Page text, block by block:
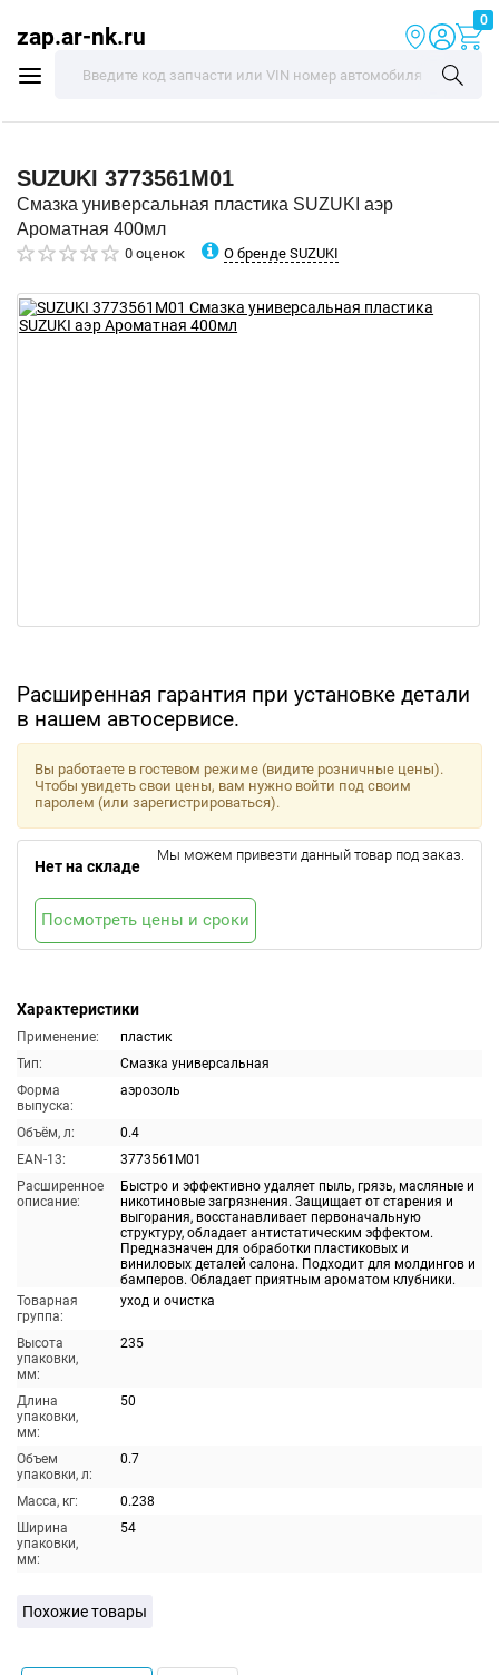
zap.ar-nk.ru
0
SUZUKI 3773561M01
Смазка универсальная пластика SUZUKI аэр
Ароматная 400мл
0 оценок О бренде SUZUKI
Расширенная гарантия при установке детали
в нашем автосервисе.
Характеристики
Применение:
пластик
Тип:
Смазка универсальная
Форма
выпуска:
аэрозоль
Объём, л:
0.4
EAN-13:
3773561M01
Расширенное
описание:
Быстро и эффективно удаляет пыль, грязь, масляные и
никотиновые загрязнения. Защищает от старения и
выгорания, восстанавливает первоначальную
структуру, обладает антистатическим эффектом.
Предназначен для обработки пластиковых и
виниловых деталей салона. Подходит для молдингов и
бамперов. Обладает приятным ароматом клубники.
Товарная
группа:
уход и очистка
Высота
упаковки,
мм:
235
Длина
упаковки,
мм:
50
Объем
упаковки, л:
0.7
Масса, кг:
0.238
Ширина
упаковки,
мм:
54
Вы работаете в гостевом режиме (видите розничные цены).
Чтобы увидеть свои цены, вам нужно войти под своим
паролем (или зарегистрироваться).
Нет на складе
Мы можем привезти данный товар под заказ.
Посмотреть цены и сроки
Похожие товары